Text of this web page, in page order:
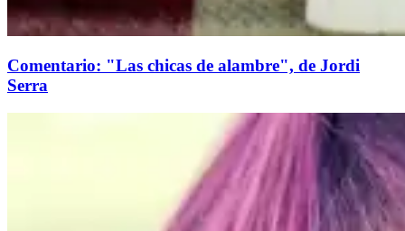
Comentario: "Las chicas de alambre", de Jordi
Serra